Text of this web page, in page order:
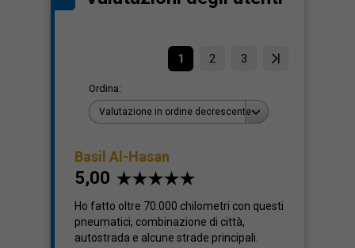
1 2 3
Ordina:
Valutazione in ordine decrescente
Basil Al-Hasan
5,00
Ho fatto oltre 70.000 chilometri con questi
pneumatici, combinazione di città,
autostrada e alcune strade principali.